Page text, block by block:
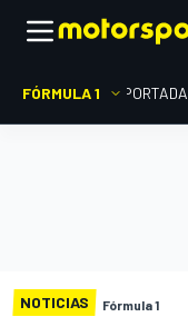
FÓRMULA 1 PORTADA
NOTICIAS Fórmula 1